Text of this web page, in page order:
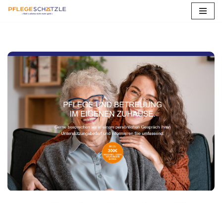
springen